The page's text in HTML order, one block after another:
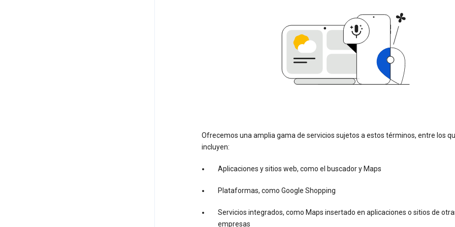
Ofrecemos una amplia gama de servicios sujetos a estos términos, entre los
incluyen:
Aplicaciones y sitios web, como el buscador y Maps
Plataformas, como Google Shopping
Servicios integrados, como Maps insertado en aplicaciones o sitios de
empresas